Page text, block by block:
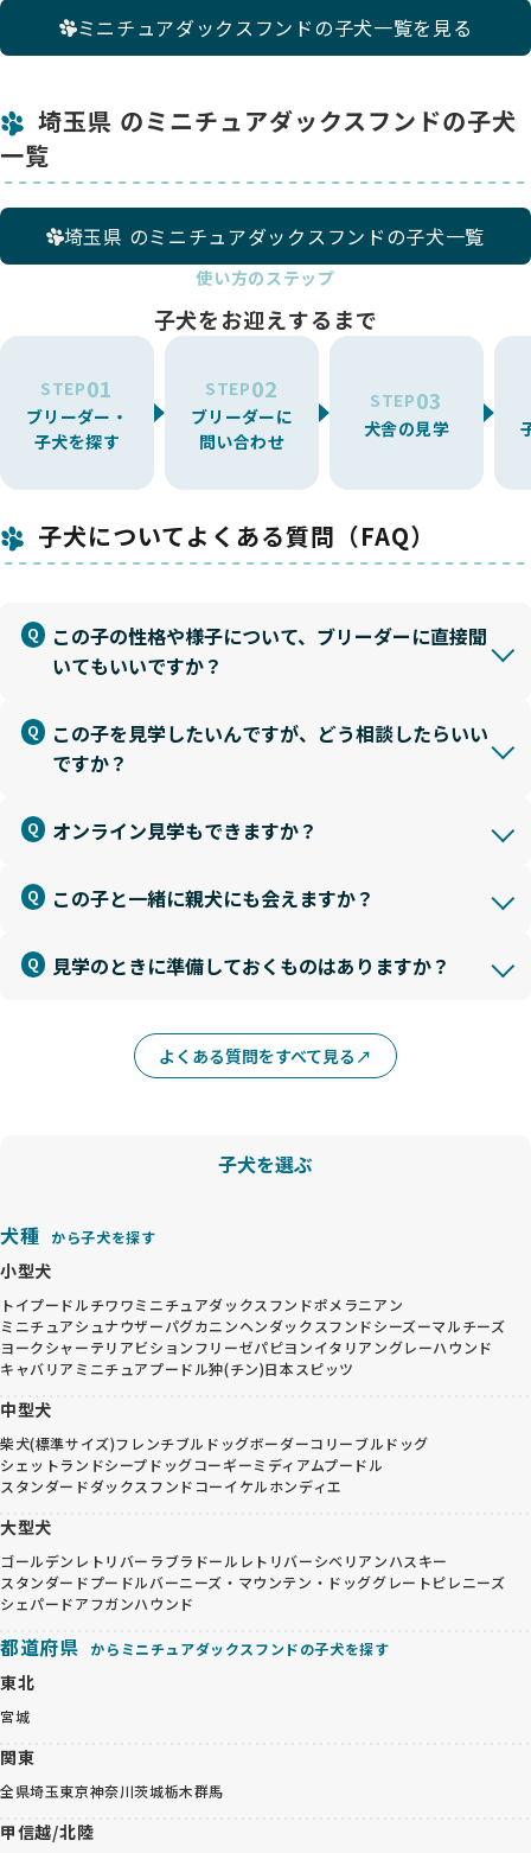
ミニチュアダックスフンドの子犬一覧を見る
埼玉県 のミニチュアダックスフンドの子犬
一覧
埼玉県 のミニチュアダックスフンドの子犬一覧
使い方のステップ
子犬をお迎えするまで
STEP01
ブリーダー・
子犬を探す
STEP02
ブリーダーに
問い合わせ
STEP03
犬舎の見学
子犬についてよくある質問（FAQ）
この子の性格や様子について、ブリーダーに直接聞
いてもいいですか？
この子を見学したいんですが、どう相談したらいい
ですか？
オンライン見学もできますか？
この子と一緒に親犬にも会えますか？
見学のときに準備しておくものはありますか？
よくある質問をすべて見る
子犬を選ぶ
犬種 から子犬を探す
小型犬
トイプードルチワワミニチュアダックスフンドポメラニアン
ミニチュアシュナウザーパグカニンヘンダックスフンドシーズーマルチーズ
ヨークシャーテリアビションフリーゼパピヨンイタリアングレーハウンド
キャバリア ミニチュアプードル狆(チン)日本スピッツ
中型犬
柴犬(標準サイズ)フレンチブルドッグボーダーコリーブルドッグ
シェットランドシープドッグコーギーミディアムプードル
スタンダードダックスフンドコーイケルホンディエ
大型犬
ゴールデンレトリバー ラブラドールレトリバーシベリアンハスキー
スタンダードプードルバーニーズ・マウンテン・ドッググレートピレニーズ
シェパードアフガンハウンド
都道府県 からミニチュアダックスフンドの子犬を探す
東北
宮城
関東
全県埼玉東京神奈川茨城栃木群馬
甲信越/北陸